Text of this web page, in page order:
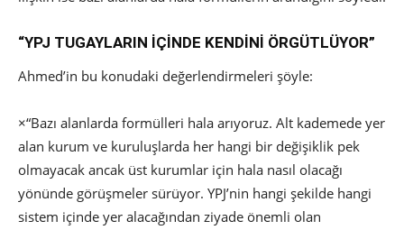
“YPJ TUGAYLARIN İÇİNDE KENDİNİ ÖRGÜTLÜYOR”
Ahmed’in bu konudaki değerlendirmeleri şöyle:
×“Bazı alanlarda formülleri hala arıyoruz. Alt kademede yer
alan kurum ve kuruluşlarda her hangi bir değişiklik pek
olmayacak ancak üst kurumlar için hala nasıl olacağı
yönünde görüşmeler sürüyor. YPJ’nin hangi şekilde hangi
sistem içinde yer alacağından ziyade önemli olan